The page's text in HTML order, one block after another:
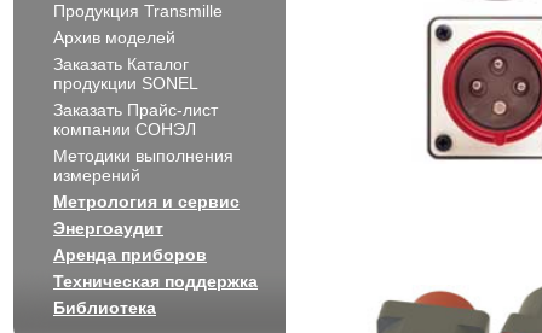
Продукция Transmille
Архив моделей
Заказать Каталог
продукции SONEL
Заказать Прайс-лист
компании СОНЭЛ
Методики выполнения
измерений
Метрология и сервис
Энергоаудит
Аренда приборов
Техническая поддержка
Библиотека